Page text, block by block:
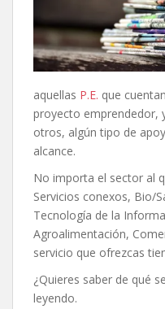
aquellas P.E. que
proyecto emprendedor,
otros, algún tipo de
alcance.
No importa el sector al
Servicios conexos, Bio/
Tecnología de la
Agroalimentación,
servicio que ofrezcas
¿Quieres saber de qué
leyendo.